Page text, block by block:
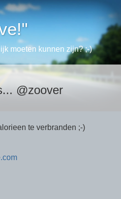
moeten kunnen zijn? ;-)
@zoover
te verbranden ;-)